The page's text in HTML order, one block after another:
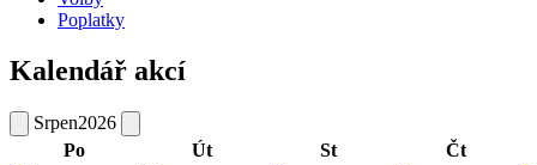
Poplatky
Kalendář akcí
Srpen2026
Po
Út St
Čt